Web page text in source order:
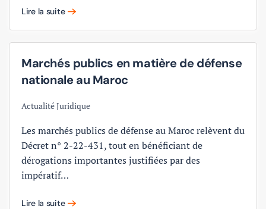
Lire la suite
Marchés publics en matière de défense
nationale au Maroc
Actualité Juridique
Les marchés publics de défense au Maroc relèvent du
Décret n° 2-22-431, tout en bénéficiant de
dérogations importantes justifiées par des
impératif…
Lire la suite